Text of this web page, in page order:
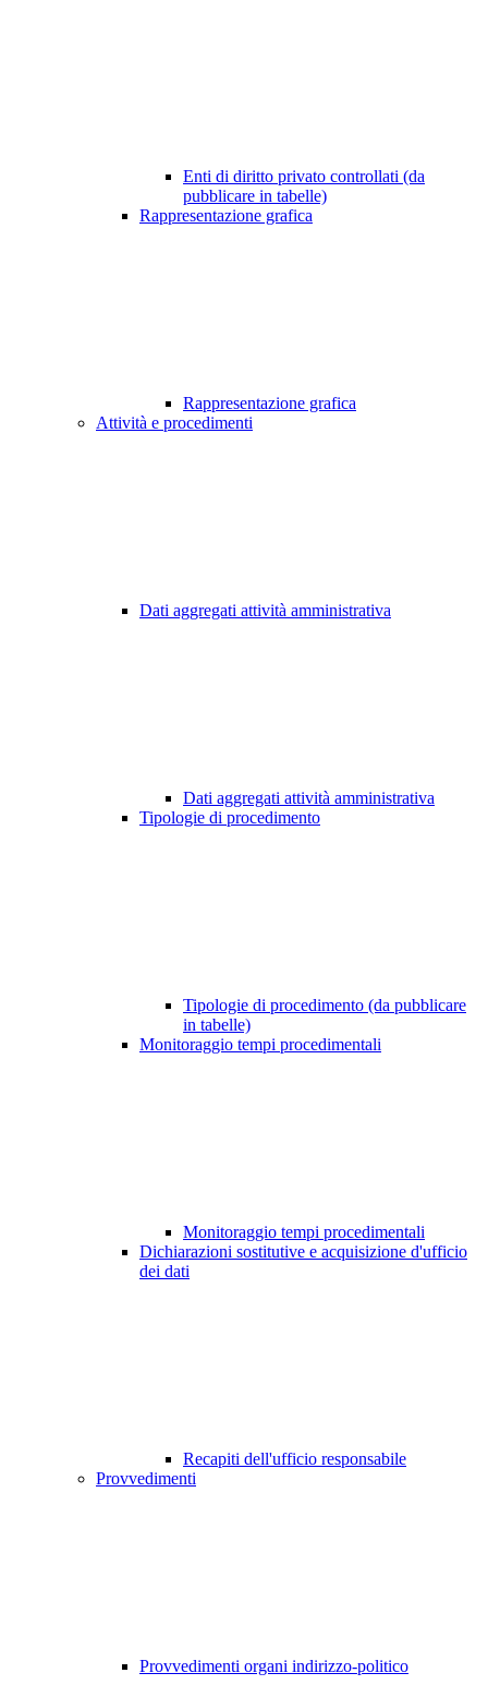
Enti di diritto privato controllati (da
pubblicare in tabelle)
Rappresentazione grafica
Rappresentazione grafica
Attività e procedimenti
Dati aggregati attività amministrativa
Dati aggregati attività amministrativa
Tipologie di procedimento
Tipologie di procedimento (da pubblicare
in tabelle)
Monitoraggio tempi procedimentali
Monitoraggio tempi procedimentali
Dichiarazioni sostitutive e acquisizione d'ufficio
dei dati
Recapiti dell'ufficio responsabile
Provvedimenti
Provvedimenti organi indirizzo-politico